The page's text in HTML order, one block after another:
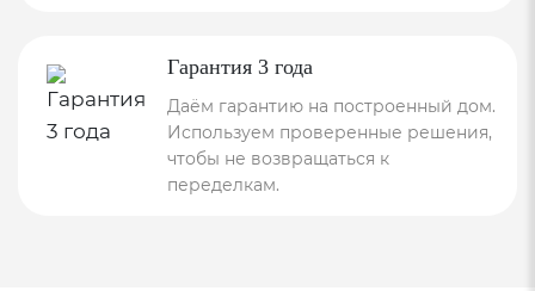
Гарантия 3 года
Даём гарантию на построенный дом.
Используем проверенные решения,
чтобы не возвращаться к
переделкам.